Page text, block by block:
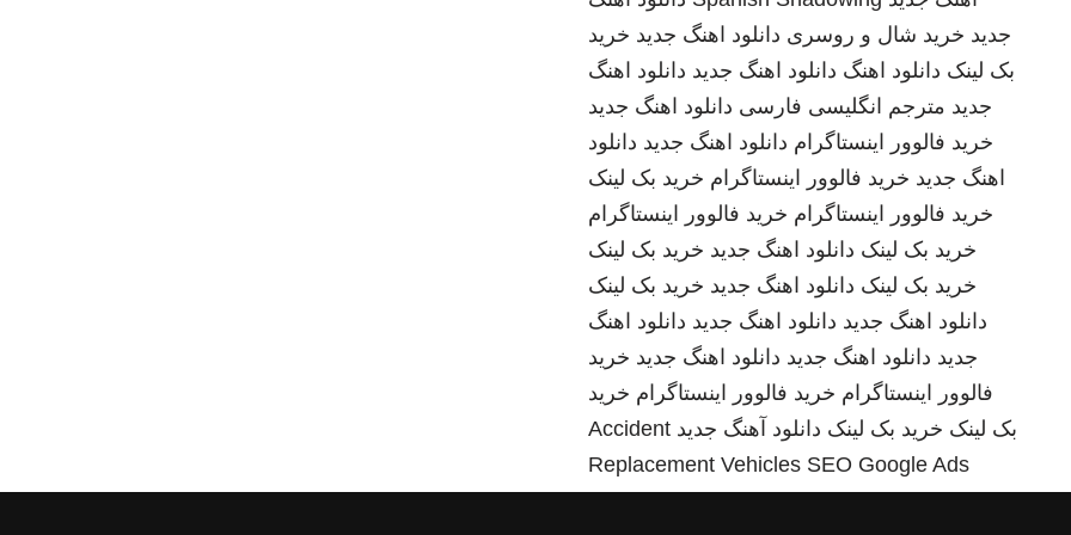
جدید خرید شال و روسری دانلود اهنگ جدید خرید
بک لینک دانلود اهنگ دانلود اهنگ جدید دانلود اهنگ
جدید مترجم انگلیسی فارسی دانلود اهنگ جدید
خرید فالوور اینستاگرام دانلود اهنگ جدید دانلود
اهنگ جدید خرید فالوور اینستاگرام خرید بک لینک
خرید فالوور اینستاگرام خرید فالوور اینستاگرام
خرید بک لینک دانلود اهنگ جدید خرید بک لینک
خرید بک لینک دانلود اهنگ جدید خرید بک لینک
دانلود اهنگ جدید دانلود اهنگ جدید دانلود اهنگ
جدید دانلود اهنگ جدید دانلود اهنگ جدید خرید
فالوور اینستاگرام خرید فالوور اینستاگرام خرید
بک لینک خرید بک لینک دانلود آهنگ جدید Accident
Replacement Vehicles SEO Google Ads